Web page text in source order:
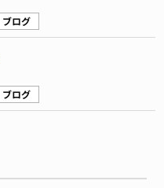
ブログ
ブログ